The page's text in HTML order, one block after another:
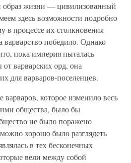
образ жизни — цивилизованный
здесь возможности подробно
в процессе их столкновения
варварство победило. Однако
пока империя пыталась
варварских орд, она
для варваров-поселенцев.
которое изменило весь
ими общества, было бы
не было поражено
хорошо было разглядеть
в тех бесконечных
вели между собой